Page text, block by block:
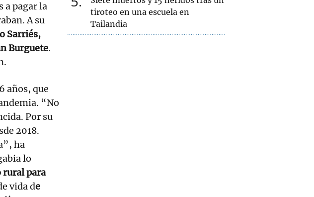
a pagar la
A su
Sarriés,
Burguete.
años, que
“No
Por su
2018.
ha
lo
rural para
vida de
tiroteo en una escuela en
Tailandia